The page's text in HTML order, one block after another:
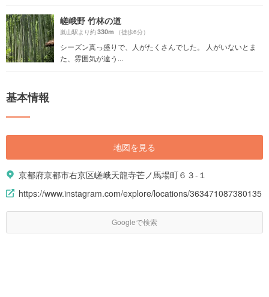
嵯峨野 竹林の道
嵐山駅より約330m （徒歩6分）
シーズン真っ盛りで、人がたくさんでした。 人がいないとま
た、雰囲気が違う...
基本情報
地図を見る
京都府京都市右京区嵯峨天龍寺芒ノ馬場町６３-１
https://www.instagram.com/explore/locations/363471087380135
Googleで検索